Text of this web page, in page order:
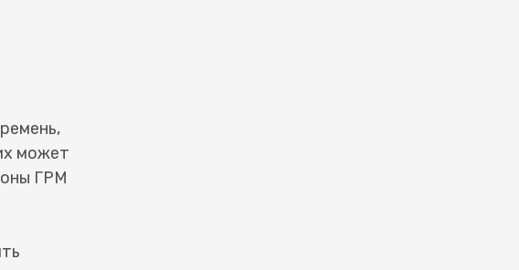
может
ГРМ